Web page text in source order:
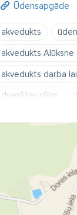
Ūdensapgāde
akvedukts
akvedukts Alūksne
akvedukts darba
drenāžas sūkņi
ar degvielu
hidrofori
termometri